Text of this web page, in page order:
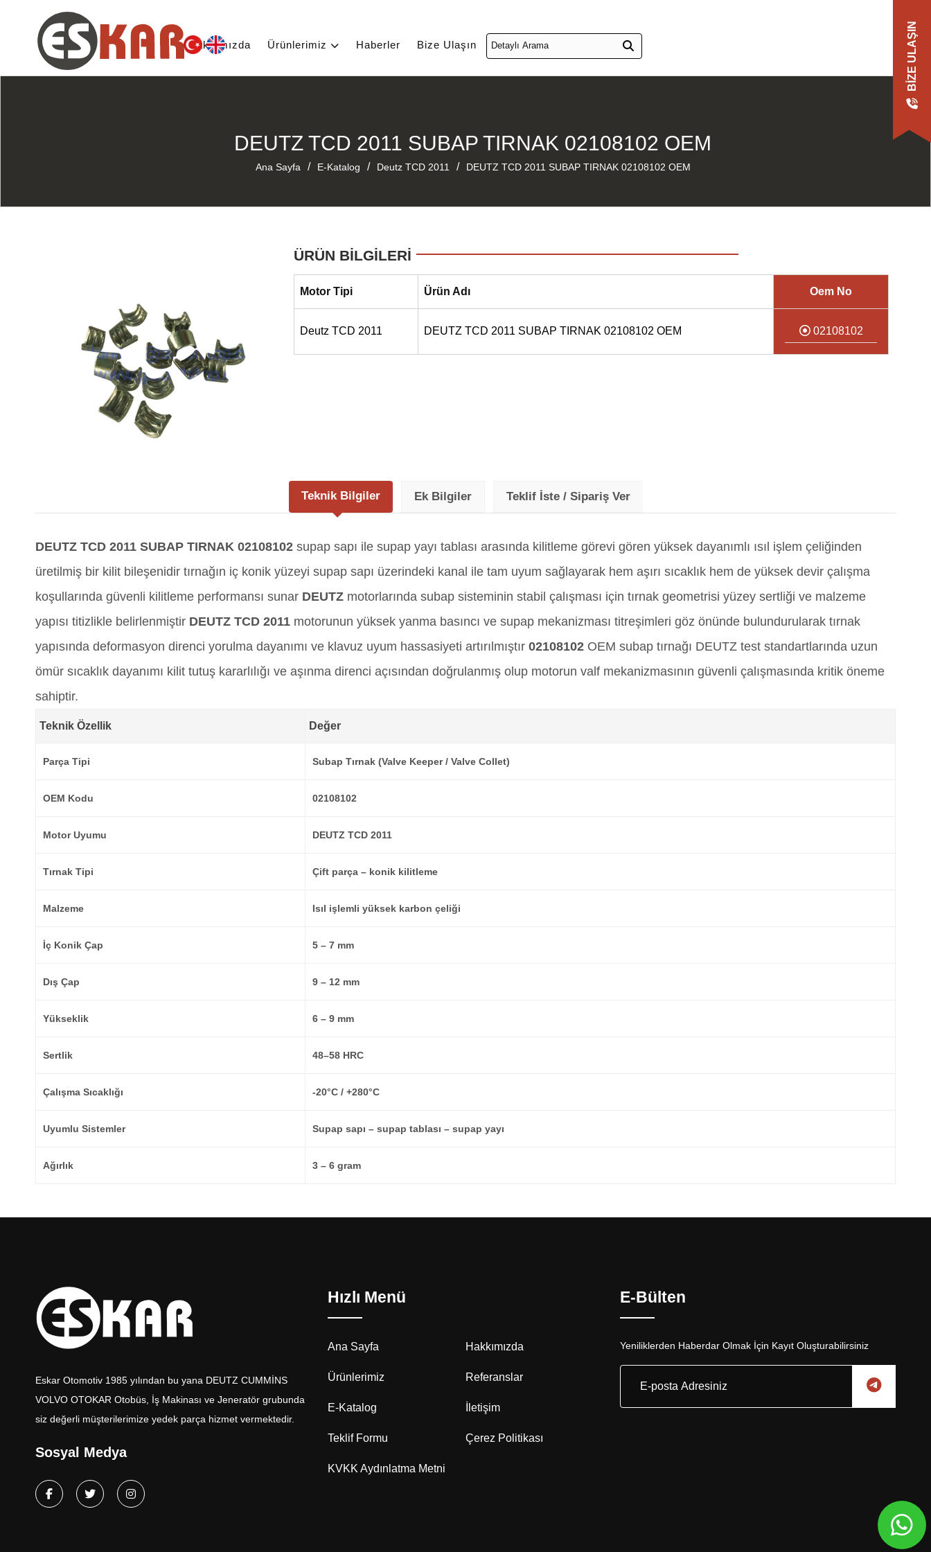
Hakkımızda Ürünlerimiz Haberler Bize Ulaşın BIZE ULAŞIN
DEUTZ TCD 2011 SUBAP TIRNAK 02108102 OEM
Ana Sayfa / E-Katalog / Deutz TCD 2011 / DEUTZ TCD 2011 SUBAP TIRNAK 02108102 OEM
ÜRÜN BİLGİLERİ
Motor Tipi Ürün Adı Oem No
Deutz TCD 2011 DEUTZ TCD 2011 SUBAP TIRNAK 02108102 OEM 02108102
Teknik Bilgiler Ek Bilgiler Teklif İste / Sipariş Ver
DEUTZ TCD 2011 SUBAP TIRNAK 02108102 supap sapı ile supap yayı tablası arasında kilitleme görevi gören yüksek dayanımlı ısıl işlem çeliğinden
üretilmiş bir kilit bileşenidir tırnağın iç konik yüzeyi supap sapı üzerindeki kanal ile tam uyum sağlayarak hem aşırı sıcaklık hem de yüksek devir çalışma
koşullarında güvenli kilitleme performansı sunar DEUTZ motorlarında subap sisteminin stabil çalışması için tırnak geometrisi yüzey sertliği ve malzeme
yapısı titizlikle belirlenmiştir DEUTZ TCD 2011 motorunun yüksek yanma basıncı ve supap mekanizması titreşimleri göz önünde bulundurularak tırnak
yapısında deformasyon direnci yorulma dayanımı ve klavuz uyum hassasiyeti artırılmıştır 02108102 OEM subap tırnağı DEUTZ test standartlarında uzun
ömür sıcaklık dayanımı kilit tutuş kararlılığı ve aşınma direnci açısından doğrulanmış olup motorun valf mekanizmasının güvenli çalışmasında kritik öneme
sahiptir.
Teknik Özellik Değer
Parça Tipi Subap Tırnak (Valve Keeper / Valve Collet)
OEM Kodu 02108102
Motor Uyumu DEUTZ TCD 2011
Tırnak Tipi Çift parça – konik kilitleme
Malzeme Isıl işlemli yüksek karbon çeliği
İç Konik Çap 5 – 7 mm
Dış Çap 9 – 12 mm
Yükseklik 6 – 9 mm
Sertlik 48–58 HRC
Çalışma Sıcaklığı -20°C / +280°C
Uyumlu Sistemler Supap sapı – supap tablası – supap yayı
Ağırlık 3 – 6 gram
Eskar Otomotiv 1985 yılından bu yana DEUTZ CUMMİNS
VOLVO OTOKAR Otobüs, İş Makinası ve Jeneratör grubunda
siz değerli müşterilerimize yedek parça hizmet vermektedir.
Sosyal Medya
Hızlı Menü
Ana Sayfa Hakkımızda
Ürünlerimiz Referanslar
E-Katalog İletişim
Teklif Formu Çerez Politikası
KVKK Aydınlatma Metni
E-Bülten
Yeniliklerden Haberdar Olmak İçin Kayıt Oluşturabilirsiniz